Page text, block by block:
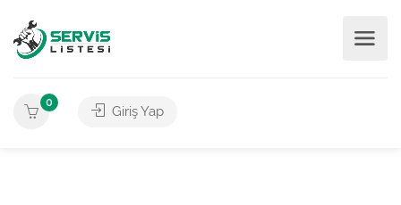
0
Giriş Yap